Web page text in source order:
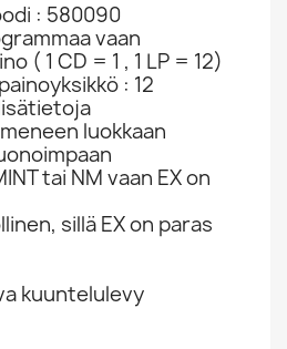
: 580090
vaan
( 1 CD = 1 , 1 LP = 12)
: 12
luokkaan
tai NM vaan EX on
sillä EX on paras
kuuntelulevy